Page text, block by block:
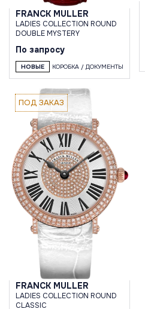
FRANCK MULLER
LADIES COLLECTION ROUND
DOUBLE MYSTERY
По запросу
НОВЫЕ КОРОБКА / ДОКУМЕНТЫ
ПОД ЗАКАЗ
FRANCK MULLER
LADIES COLLECTION ROUND
CLASSIC